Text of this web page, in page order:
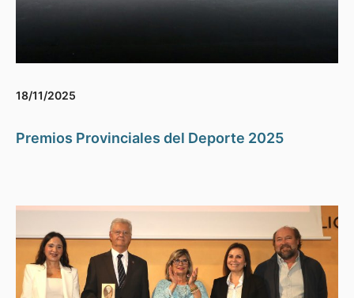
18/11/2025
Premios Provinciales del Deporte 2025